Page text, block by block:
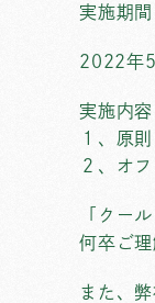
実施期間
2022年
実施内容
１、原
２、オ
「クー
何卒ご
また、